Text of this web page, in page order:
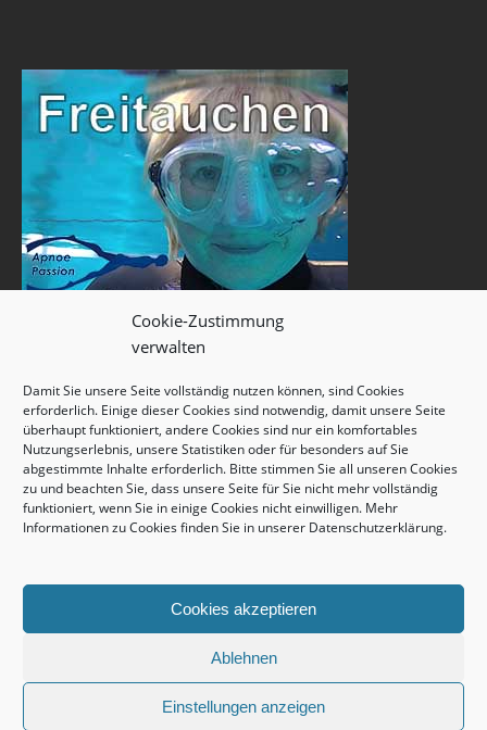
Cookie-Zustimmung
verwalten
Damit Sie unsere Seite vollständig nutzen können, sind Cookies
erforderlich. Einige dieser Cookies sind notwendig, damit unsere Seite
überhaupt funktioniert, andere Cookies sind nur ein komfortables
Nutzungserlebnis, unsere Statistiken oder für besonders auf Sie
abgestimmte Inhalte erforderlich. Bitte stimmen Sie all unseren Cookies
zu und beachten Sie, dass unsere Seite für Sie nicht mehr vollständig
funktioniert, wenn Sie in einige Cookies nicht einwilligen. Mehr
Informationen zu Cookies finden Sie in unserer Datenschutzerklärung.
Cookies akzeptieren
Ablehnen
Einstellungen anzeigen